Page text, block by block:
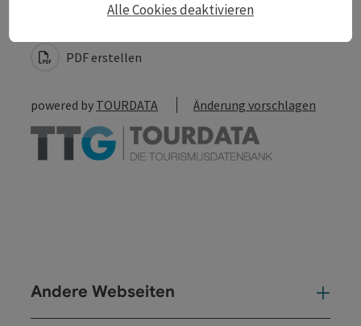
zum Merkzettel
PDF erstellen
In der Nähe
powered by TOURDATA Änderung vorschlagen
Andere Webseiten
Alle Cookies deaktivieren